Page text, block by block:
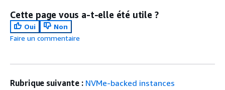
Cette page vous a-t-elle été utile ?
Oui
Non
Faire un commentaire
Rubrique suivante : NVMe-backed instances